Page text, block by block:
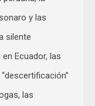
y las
silente
Ecuador, las
las